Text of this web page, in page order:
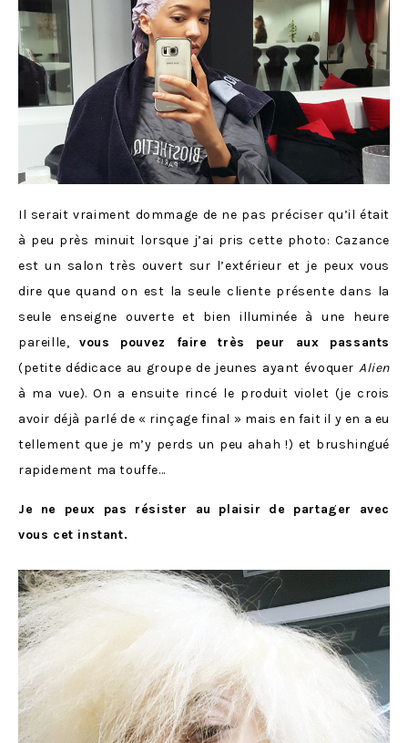
Il serait vraiment dommage de ne pas préciser qu’il était
à peu près minuit lorsque j’ai pris cette photo: Cazance
est un salon très ouvert sur l’extérieur et je peux vous
dire que quand on est la seule cliente présente dans la
seule enseigne ouverte et bien illuminée à une heure
pareille,vous pouvez faire très peur aux passants
(petite dédicace au groupe de jeunes ayant évoquer Alien
à ma vue). On a ensuite rincé le produit violet (je crois
avoir déjà parlé de « rinçage final » mais en fait il y en a eu
tellement que je m’y perds un peu ahah !) et brushingué
rapidement ma touffe…
Je ne peux pas résister au plaisir de partager avec
vous cet instant.